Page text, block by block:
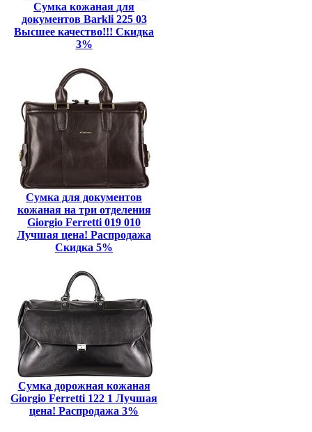
Сумка кожаная для
документов Barkli 225 03
Высшее качество!!! Скидка
3%
Сумка для документов
кожаная на три отделения
Giorgio Ferretti 019 010
Лучшая цена! Распродажа
Скидка 5%
Сумка дорожная кожаная
Giorgio Ferretti 122 1 Лучшая
цена! Распродажа 3%